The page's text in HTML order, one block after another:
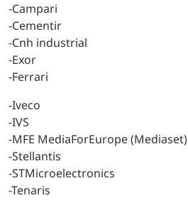
-Campari
-Cementir
-Cnh industrial
-Exor
-Ferrari
-Iveco
-IVS
-MFE MediaForEurope (Mediaset)
-Stellantis
-STMicroelectronics
-Tenaris